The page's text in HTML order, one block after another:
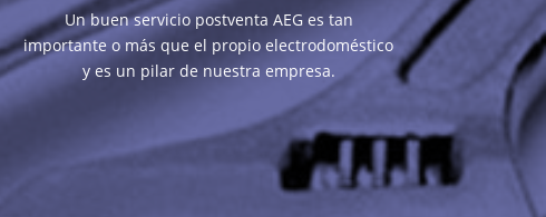
Un buen servicio postventa AEG es tan
importante o más que el propio electrodoméstico
y es un pilar de nuestra empresa.